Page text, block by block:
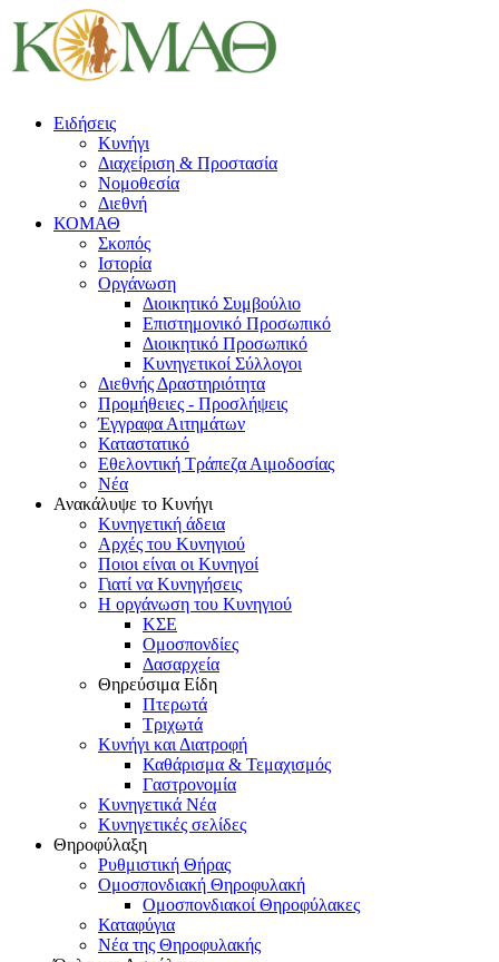
Ειδήσεις
Κυνήγι
Διαχείριση & Προστασία
Νομοθεσία
Διεθνή
ΚΟΜΑΘ
Σκοπός
Ιστορία
Οργάνωση
Διοικητικό Συμβούλιο
Επιστημονικό Προσωπικό
Διοικητικό Προσωπικό
Κυνηγετικοί Σύλλογοι
Διεθνής Δραστηριότητα
Προμήθειες - Προσλήψεις
Έγγραφα Αιτημάτων
Καταστατικό
Εθελοντική Τράπεζα Αιμοδοσίας
Νέα
Ανακάλυψε το Κυνήγι
Κυνηγετική άδεια
Αρχές του Κυνηγιού
Ποιοι είναι οι Κυνηγοί
Γιατί να Κυνηγήσεις
Η οργάνωση του Κυνηγιού
ΚΣΕ
Ομοσπονδίες
Δασαρχεία
Θηρεύσιμα Είδη
Πτερωτά
Τριχωτά
Κυνήγι και Διατροφή
Καθάρισμα & Τεμαχισμός
Γαστρονομία
Κυνηγετικά Νέα
Κυνηγετικές σελίδες
Θηροφύλαξη
Ρυθμιστική Θήρας
Ομοσπονδιακή Θηροφυλακή
Oμοσπονδιακοί Θηροφύλακες
Καταφύγια
Νέα της Θηροφυλακής